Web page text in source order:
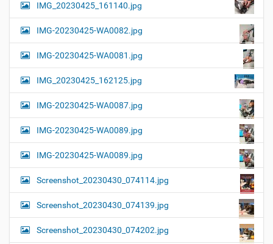
IMG_20230425_161140.jpg
IMG-20230425-WA0082.jpg
IMG-20230425-WA0081.jpg
IMG_20230425_162125.jpg
IMG-20230425-WA0087.jpg
IMG-20230425-WA0089.jpg
IMG-20230425-WA0089.jpg
Screenshot_20230430_074114.jpg
Screenshot_20230430_074139.jpg
Screenshot_20230430_074202.jpg